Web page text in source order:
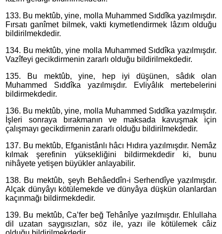
133. Bu mektûb, yine, molla Muhammed Sıddîka yazılmışdır.
Fırsatı ganîmet bilmek, vakti kıymetlendirmek lâzım olduğu
bildirilmekdedir.
134. Bu mektûb, yine molla Muhammed Sıddîka yazılmışdır.
Vazîfeyi gecikdirmenin zararlı olduğu bildirilmekdedir.
135. Bu mektûb, yine, hep iyi düşünen, sâdık olan
Muhammed Sıddîka yazılmışdır. Evliyâlık mertebelerini
bildirmekdedir.
136. Bu mektûb, yine, molla Muhammed Sıddîka yazılmışdır.
İşleri sonraya bırakmanın ve maksada kavuşmak için
çalışmayı gecikdirmenin zararlı olduğu bildirilmekdedir.
137. Bu mektûb, Efganistânlı hâcı Hıdıra yazılmışdır. Nemâz
kılmak şerefinin yüksekliğini bildirmekdedir ki, bunu
nihâyete yetişen büyükler anlayabilir.
138. Bu mektûb, şeyh Behâeddîn-i Serhendîye yazılmışdır.
Alçak dünyâyı kötülemekde ve dünyâya düşkün olanlardan
kaçınmağı bildirmekdedir.
139. Bu mektûb, Ca’fer beğ Tehânîye yazılmışdır. Ehlullaha
dil uzatan saygısızları, söz ile, yazı ile kötülemek câiz